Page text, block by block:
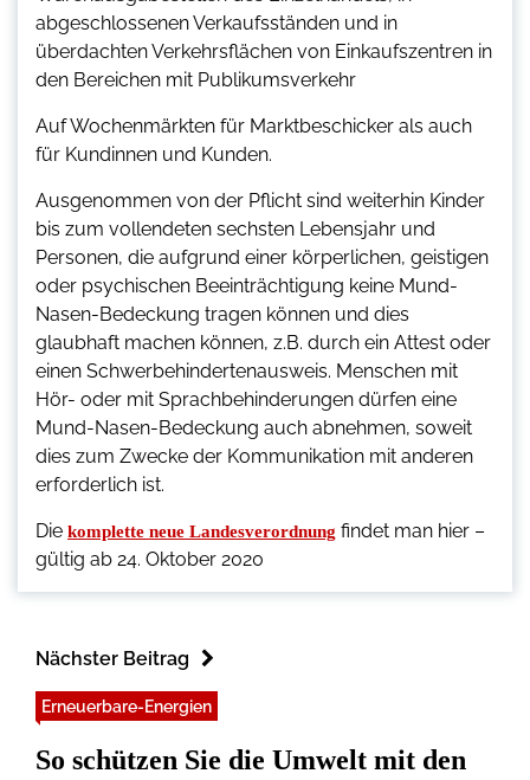
abgeschlossenen Verkaufsständen und in
überdachten Verkehrsflächen von Einkaufszentren in
den Bereichen mit Publikumsverkehr
Auf Wochenmärkten für Marktbeschicker als auch
für Kundinnen und Kunden.
Ausgenommen von der Pflicht sind weiterhin Kinder
bis zum vollendeten sechsten Lebensjahr und
Personen, die aufgrund einer körperlichen, geistigen
oder psychischen Beeinträchtigung keine Mund-
Nasen-Bedeckung tragen können und dies
glaubhaft machen können, z.B. durch ein Attest oder
einen Schwerbehindertenausweis. Menschen mit
Hör- oder mit Sprachbehinderungen dürfen eine
Mund-Nasen-Bedeckung auch abnehmen, soweit
dies zum Zwecke der Kommunikation mit anderen
erforderlich ist.
Die komplette neue Landesverordnung findet man hier –
gültig ab 24. Oktober 2020
Nächster Beitrag
Erneuerbare-Energien
So schützen Sie die Umwelt mit den